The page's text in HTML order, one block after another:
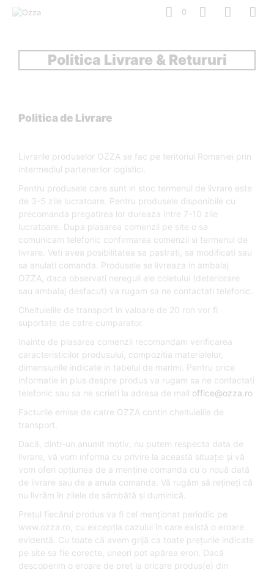
0
Politica Livrare & Retururi
Politica de Livrare
Livrarile produselor OZZA se fac pe teritoriul Romaniei prin
intermediul partenerilor logistici.
Pentru produsele care sunt in stoc termenul de livrare este
de 3-5 zile lucratoare. Pentru produsele disponibile cu
precomanda pregatirea lor dureaza intre 7-10 zile
lucratoare. Dupa plasarea comenzii pe site o sa
comunicam telefonic confirmarea comenzii si termenul de
livrare. Veti avea posibilitatea sa pastrati, sa modificati sau
sa anulati comanda. Produsele se livreaza in ambalaj
OZZA, daca observati nereguli ale coletului (deteriorare
sau ambalaj desfacut) va rugam sa ne contactati telefonic.
Cheltuielile de transport in valoare de 20 ron vor fi
suportate de catre cumparator.
Inainte de plasarea comenzii recomandam verificarea
caracteristicilor produsului, compozitia materialelor,
dimensiunile indicate in tabelul de marimi. Pentru orice
informatie in plus despre produs va rugam sa ne contactati
telefonic sau sa ne scrieti la adresa de mail office@ozza.ro
Facturile emise de catre OZZA contin cheltuielile de
transport.
Dacă, dintr-un anumit motiv, nu putem respecta data de
livrare, vă vom informa cu privire la această situaţie şi vă
vom oferi opţiunea de a menţine comanda cu o nouă dată
de livrare sau de a anula comanda. Vă rugăm să reţineţi că
nu livrăm în zilele de sâmbătă şi duminică.
Preţul fiecărui produs va fi cel menţionat periodic pe
www.ozza.ro, cu excepţia cazului în care există o eroare
evidentă. Cu toate că avem grijă ca toate preţurile indicate
pe site sa fie corecte, uneori pot apărea erori. Dacă
descoperim o eroare de preţ la oricare produs(e) din